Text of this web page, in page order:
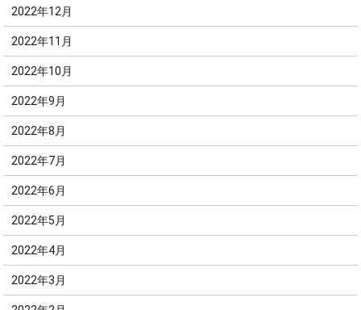
2022年12月
2022年11月
2022年10月
2022年9月
2022年8月
2022年7月
2022年6月
2022年5月
2022年4月
2022年3月